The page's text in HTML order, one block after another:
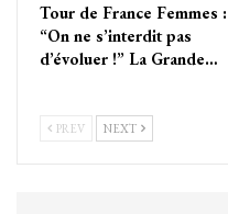
Tour de France Femmes :
“On ne s’interdit pas
d’évoluer !” La Grande…
PREV NEXT